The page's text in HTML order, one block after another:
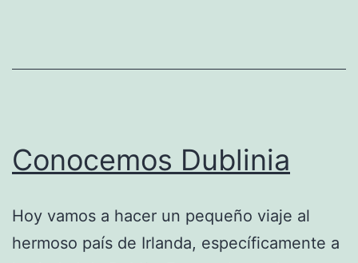
Conocemos Dublinia
Hoy vamos a hacer un pequeño viaje al
hermoso país de Irlanda, específicamente a